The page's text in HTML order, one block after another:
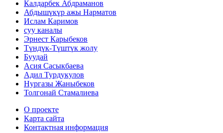
Калдарбек Абдраманов
Абдышүкүр ажы Нарматов
Ислам Каримов
суу каналы
Эрнест Карыбеков
Түндүк-Түштүк жолу
Буудай
Асия Сасыкбаева
Адил Турдукулов
Нургазы Жаныбеков
Толгонай Стамалиева
О проекте
Карта сайта
Контактная информация